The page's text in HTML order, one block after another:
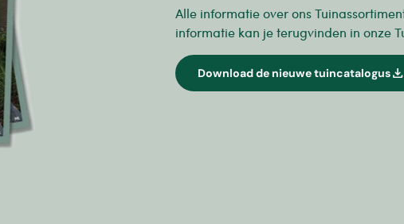
Alle informatie over ons
informatie kan je terugvinden in onze
Download de nieuwe tuincatalogusdownload